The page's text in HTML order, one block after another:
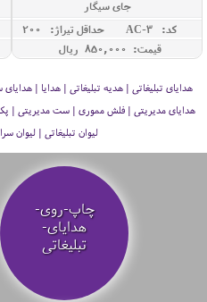
جای سیگار
کد: AC-3
حداقل تيراژ: 200
قیمت: 850,000 ريال
هدایای تبلیغاتی | هدیه تبلیغاتی | هدایا |
هدایای مدیریتی | فلش مموری | ست مدیریتی |
لیوان تبلیغاتی | لیوان
چاپ-روی-
هدایای-
تبلیغاتی